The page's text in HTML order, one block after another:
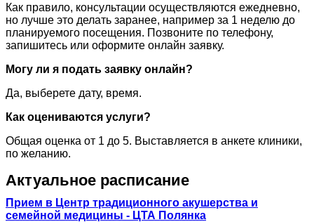
Как правило, консультации осуществляются ежедневно,
но лучше это делать заранее, например за 1 неделю до
планируемого посещения. Позвоните по телефону,
запишитесь или оформите онлайн заявку.
Могу ли я подать заявку онлайн?
Да, выберете дату, время.
Как оцениваются услуги?
Общая оценка от 1 до 5. Выставляется в анкете клиники,
по желанию.
Актуальное расписание
Прием в Центр традиционного акушерства и
семейной медицины - ЦТА Полянка